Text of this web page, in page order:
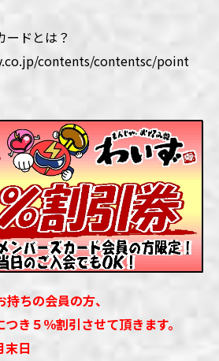
ドとは？
contents/contentsc/point
ちの会員の方、
き５％割引させて頂きます。
末日